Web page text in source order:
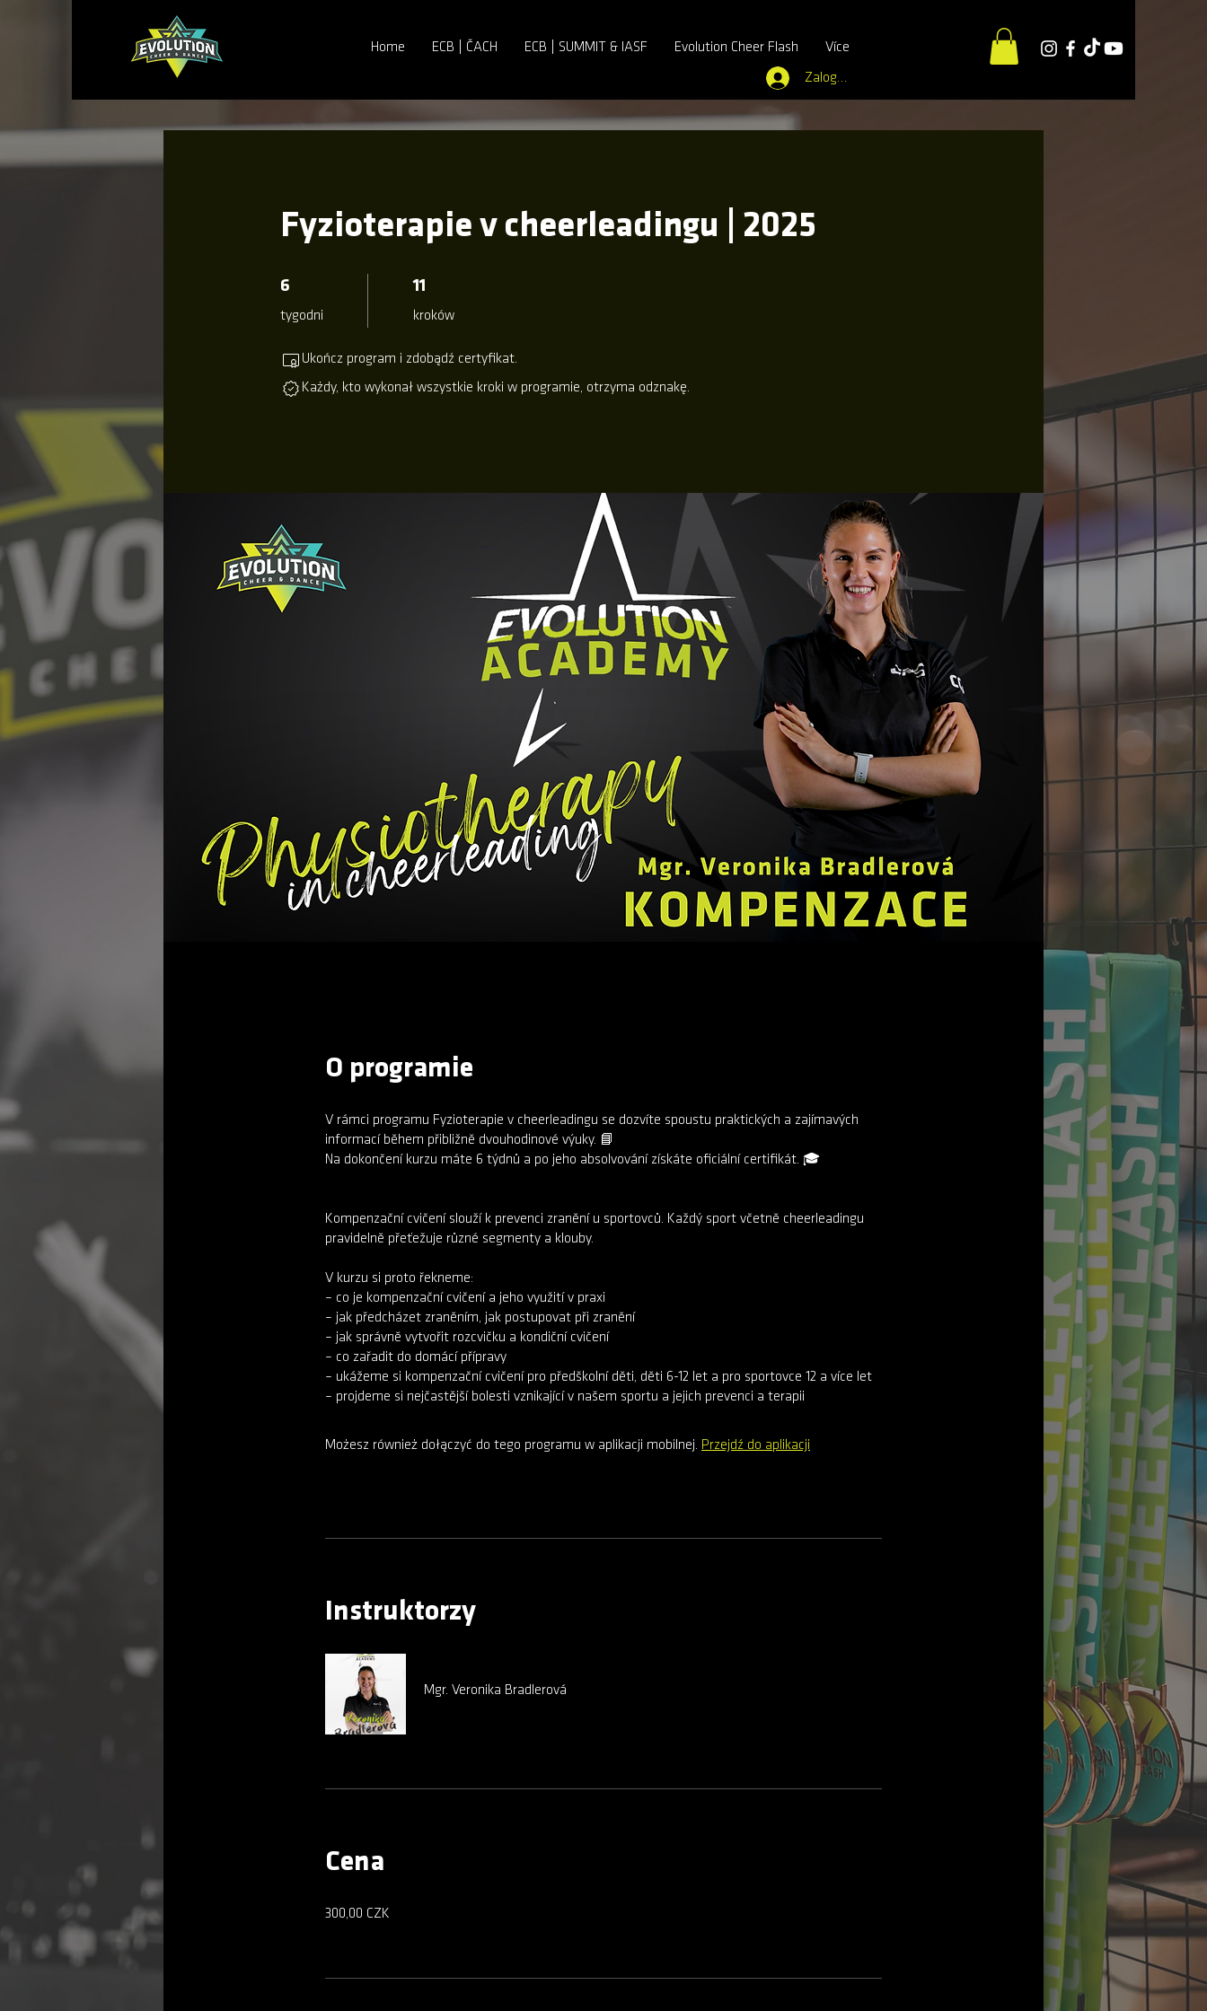
Home ECB | ČACH ECB | SUMMIT & IASF Evolution Cheer Flash Více
Zaloguj się
Fyzioterapie v cheerleadingu | 2025
6
tygodni
6 tygodni 11
kroków
11 kroków
Ukończ program i zdobądź certyfikat.
Każdy, kto wykonał wszystkie kroki w programie, otrzyma odznakę.
O programie
V rámci programu Fyzioterapie v cheerleadingu se dozvíte spoustu praktických a zajímavých
informací během přibližně dvouhodinové výuky. 📘
Na dokončení kurzu máte 6 týdnů a po jeho absolvování získáte oficiální certifikát. 🎓
Kompenzační cvičení slouží k prevenci zranění u sportovců. Každý sport včetně cheerleadingu
pravidelně přeťežuje různé segmenty a klouby.
V kurzu si proto řekneme:
– co je kompenzační cvičení a jeho využití v praxi
– jak předcházet zraněním, jak postupovat při zranění
– jak správně vytvořit rozcvičku a kondiční cvičení
– co zařadit do domácí přípravy
– ukážeme si kompenzační cvičení pro předškolní děti, děti 6-12 let a pro sportovce 12 a více let
Możesz również dołączyć do tego programu w aplikacji mobilnej. Przejdź do aplikacji
Instruktorzy
Mgr. Veronika Bradlerová
Cena
300,00 CZK